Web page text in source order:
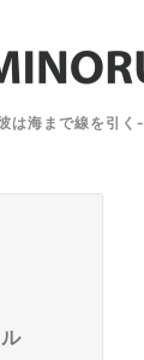
は海まで線を引く-